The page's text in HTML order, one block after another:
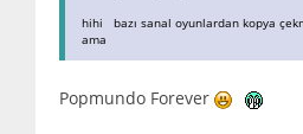
hihi bazı sanal oyunlardan kopya
ama
Popmundo Forever